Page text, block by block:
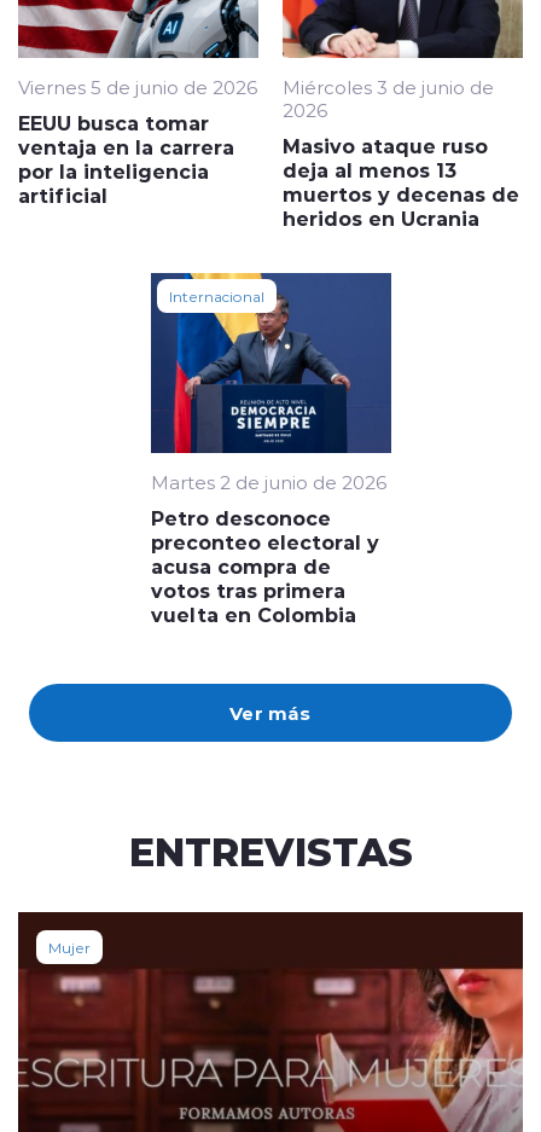
Ver más
Viernes 5 de junio de 2026
EEUU busca tomar
ventaja en la carrera
por la inteligencia
artificial
Miércoles 3 de junio de
2026
Masivo ataque ruso
deja al menos 13
muertos y decenas de
heridos en Ucrania
Internacional
Martes 2 de junio de 2026
Petro desconoce
preconteo electoral y
acusa compra de
votos tras primera
vuelta en Colombia
ENTREVISTAS
Mujer